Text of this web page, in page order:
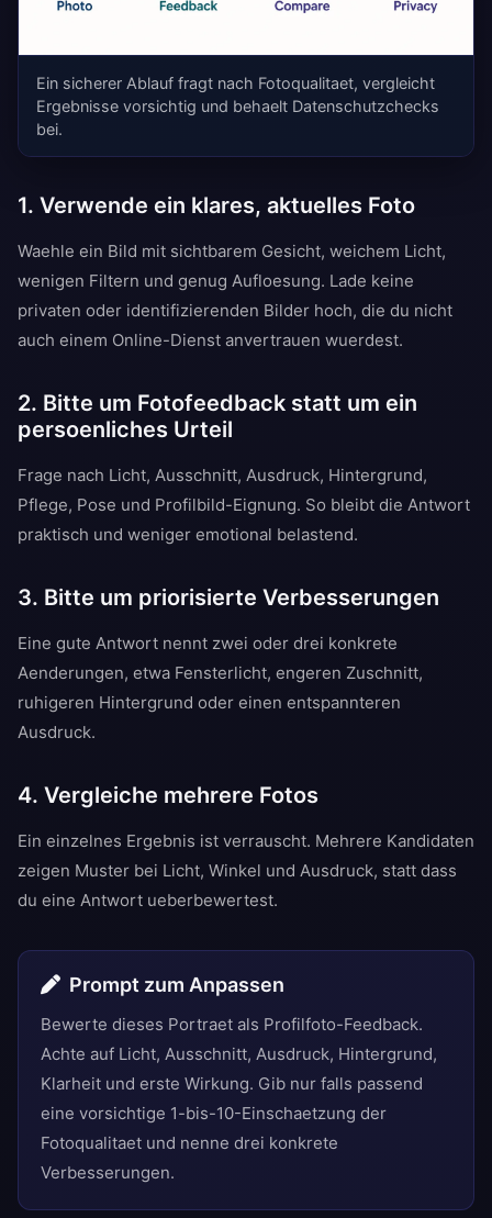
Ein sicherer Ablauf fragt nach Fotoqualitaet, vergleicht
Ergebnisse vorsichtig und behaelt Datenschutzchecks
bei.
1. Verwende ein klares, aktuelles Foto
Waehle ein Bild mit sichtbarem Gesicht, weichem Licht,
wenigen Filtern und genug Aufloesung. Lade keine
privaten oder identifizierenden Bilder hoch, die du nicht
auch einem Online-Dienst anvertrauen wuerdest.
2. Bitte um Fotofeedback statt um ein
persoenliches Urteil
Frage nach Licht, Ausschnitt, Ausdruck, Hintergrund,
Pflege, Pose und Profilbild-Eignung. So bleibt die Antwort
praktisch und weniger emotional belastend.
3. Bitte um priorisierte Verbesserungen
Eine gute Antwort nennt zwei oder drei konkrete
Aenderungen, etwa Fensterlicht, engeren Zuschnitt,
ruhigeren Hintergrund oder einen entspannteren
Ausdruck.
4. Vergleiche mehrere Fotos
Ein einzelnes Ergebnis ist verrauscht. Mehrere Kandidaten
zeigen Muster bei Licht, Winkel und Ausdruck, statt dass
du eine Antwort ueberbewertest.
Prompt zum Anpassen
Bewerte dieses Portraet als Profilfoto-Feedback.
Achte auf Licht, Ausschnitt, Ausdruck, Hintergrund,
Klarheit und erste Wirkung. Gib nur falls passend
eine vorsichtige 1-bis-10-Einschaetzung der
Fotoqualitaet und nenne drei konkrete
Verbesserungen.